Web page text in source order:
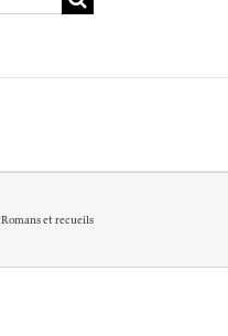
Romans et recueils